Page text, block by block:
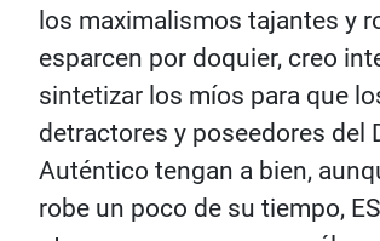
los maximalismos tajantes y
esparcen por doquier, creo
sintetizar los míos para que
detractores y poseedores del
Auténtico tengan a bien,
robe un poco de su tiempo,